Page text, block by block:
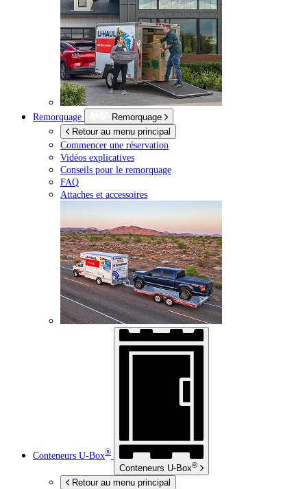
Remorquage
Remorquage
Retour au menu principal
Commencer une réservation
Vidéos explicatives
Conseils pour le remorquage
FAQ
Attaches et accessoires
Conteneurs U-Box®
Conteneurs U-Box®
Retour au menu principal